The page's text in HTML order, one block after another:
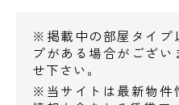
■企業・施設
本所警察署菊川二丁
※掲載中の部屋タイプ
プがある場合がござ
せ下さい。
※当サイトは最新物件